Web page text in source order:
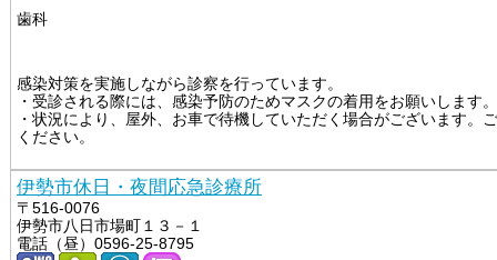
歯科
感染対策を実施しながら診察を行っています。
・受診される際には、感染予防のためマスクの着用をお願いします。
・状況により、屋外、お車で待機していただく場合がございます。
ください。
伊勢市休日・夜間応急診療所
〒516-0076
伊勢市八日市場町１３－１
電話（昼）0596-25-8795